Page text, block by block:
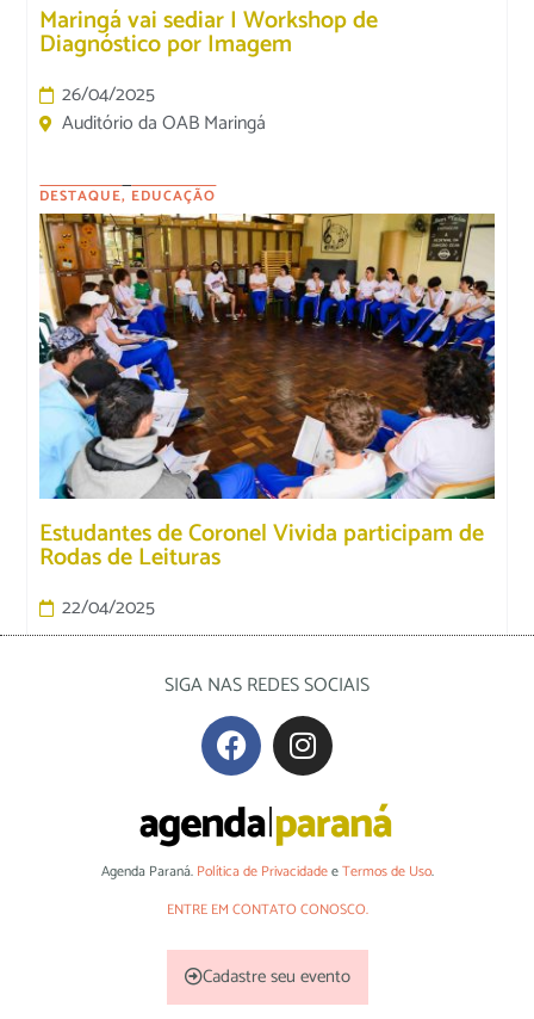
Maringá vai sediar I Workshop de
Diagnóstico por Imagem
26/04/2025
Auditório da OAB Maringá
DESTAQUE, EDUCAÇÃO
Estudantes de Coronel Vivida participam de
Rodas de Leituras
22/04/2025
SIGA NAS REDES SOCIAIS
Agenda Paraná. Política de PrivacidadeeTermos de Uso.
ENTRE EM CONTATO CONOSCO.
Cadastre seu evento